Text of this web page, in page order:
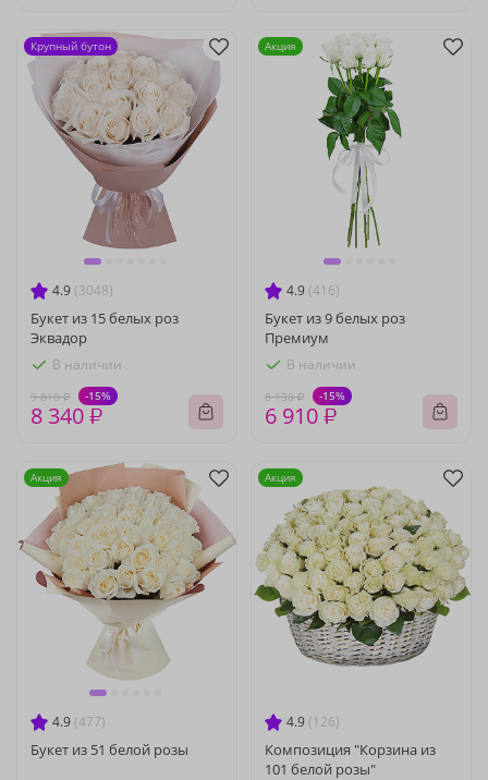
4.9 (3048)
Букет из 15 белых роз
Эквадор
В наличии
9 810 ₽ -15%
8 340 ₽
Крупный бутон
4.9 (416)
Букет из 9 белых роз
Премиум
В наличии
8 130 ₽ -15%
6 910 ₽
Акция
4.9 (477)
Букет из 51 белой розы
Акция
4.9 (126)
Композиция "Корзина из
101 белой розы"
Акция